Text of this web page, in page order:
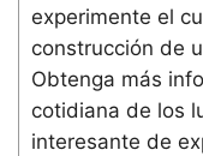
experimente el
construcción de
Obtenga más
cotidiana de los
interesante de